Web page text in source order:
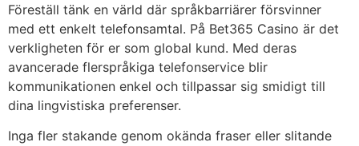
Föreställ tänk en värld där språkbarriärer försvinner
med ett enkelt telefonsamtal. På Bet365 Casino är det
verkligheten för er som global kund. Med deras
avancerade flerspråkiga telefonservice blir
kommunikationen enkel och tillpassar sig smidigt till
dina lingvistiska preferenser.
Inga fler stakande genom okända fraser eller slitande